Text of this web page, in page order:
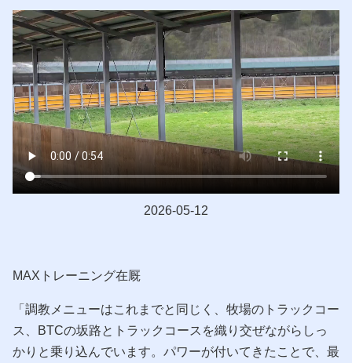
2026-05-12
MAXトレーニング在厩
「調教メニューはこれまでと同じく、牧場のトラックコー
ス、BTCの坂路とトラックコースを織り交ぜながらしっ
かりと乗り込んでいます。パワーが付いてきたことで、最